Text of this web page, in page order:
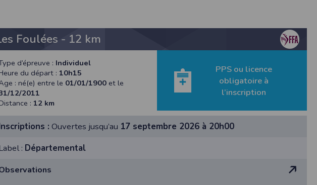
Foulées - 12 km
d’épreuve : Individuel
du départ : 10h15
: né(e) entre le 01/01/1900 et le
12/2011
: 12 km
PPS ou licence
obligatoire à
l’inscription
: Ouvertes jusqu’au 17 septembre 2026 à 20h00
: Départemental
Française d’Athlétisme
d’un droit d’accès et de rectification aux informations qui vous
également, pour des motifs légitimes, vous opposer au traitement des